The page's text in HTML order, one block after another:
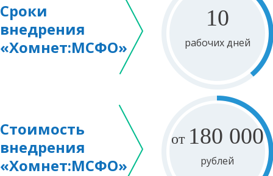
Сроки
внедрения
«Хомнет:МСФО»
10
рабочих дней
Стоимость
внедрения
«Хомнет:МСФО»
от 180 000
рублей